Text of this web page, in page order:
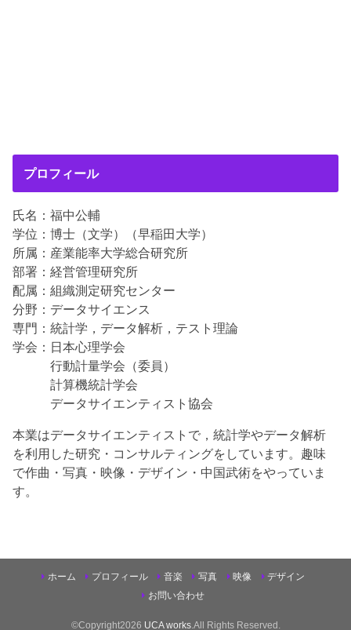
プロフィール
氏名：福中公輔
学位：博士（文学）（早稲田大学）
所属：産業能率大学総合研究所
部署：経営管理研究所
配属：組織測定研究センター
分野：データサイエンス
専門：統計学，データ解析，テスト理論
学会：日本心理学会
行動計量学会（委員）
計算機統計学会
データサイエンティスト協会
本業はデータサイエンティストで，統計学やデータ解析
を利用した研究・コンサルティングをしています。趣味
で作曲・写真・映像・デザイン・中国武術をやっていま
す。
ホーム プロフィール 音楽 写真 映像
デザイン
お問い合わせ
©Copyright2026 UCA works.All Rights Reserved.